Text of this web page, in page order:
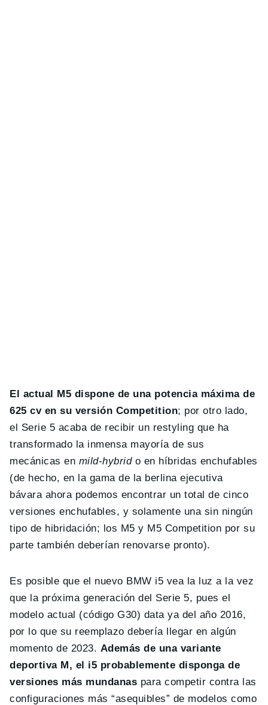
El actual M5 dispone de una potencia máxima de
625 cv en su versión Competition; por otro lado,
el Serie 5 acaba de recibir un restyling que ha
transformado la inmensa mayoría de sus
mecánicas en mild-hybrido en híbridas enchufables
(de hecho, en la gama de la berlina ejecutiva
bávara ahora podemos encontrar un total de cinco
versiones enchufables, y solamente una sin ningún
tipo de hibridación; los M5 y M5 Competition por su
parte también deberían renovarse pronto).
Es posible que el nuevo BMW i5 vea la luz a la vez
que la próxima generación del Serie 5, pues el
modelo actual (código G30) data ya del año 2016,
por lo que su reemplazo debería llegar en algún
momento de 2023. Además de una variante
deportiva M, el i5 probablemente disponga de
versiones más mundanas para competir contra las
configuraciones más “asequibles” de modelos como